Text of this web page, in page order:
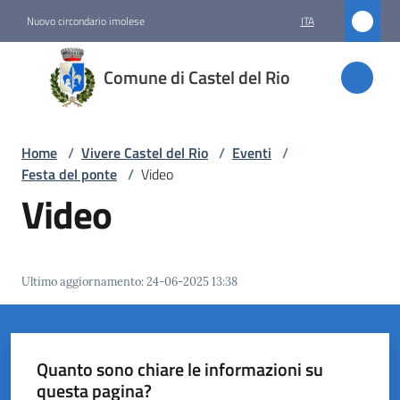
Nuovo circondario imolese ITA
Comune di Castel del Rio
Comune
di
Castel
Amministrazione
Vivere
Castel
Home / Vivere Castel del Rio / Eventi /
Festa del ponte / Video
Video
Ultimo aggiornamento:24-06-2025 13:38
Quanto sono chiare le informazioni su
questa pagina?